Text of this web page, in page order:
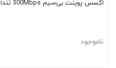
اکسس پوینت بی‌سیم 300Mbps تندا مدل Tenda AP5
ناموجود